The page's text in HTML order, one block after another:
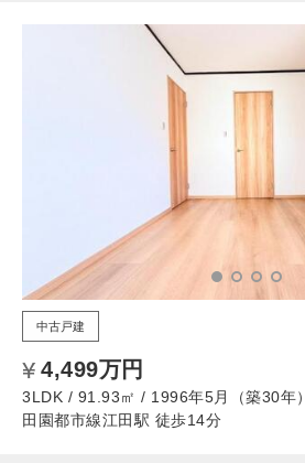
中古戸建
4,499万円
3LDK / 91.93㎡ / 1996年5月（築30年）
田園都市線江田駅 徒歩14分